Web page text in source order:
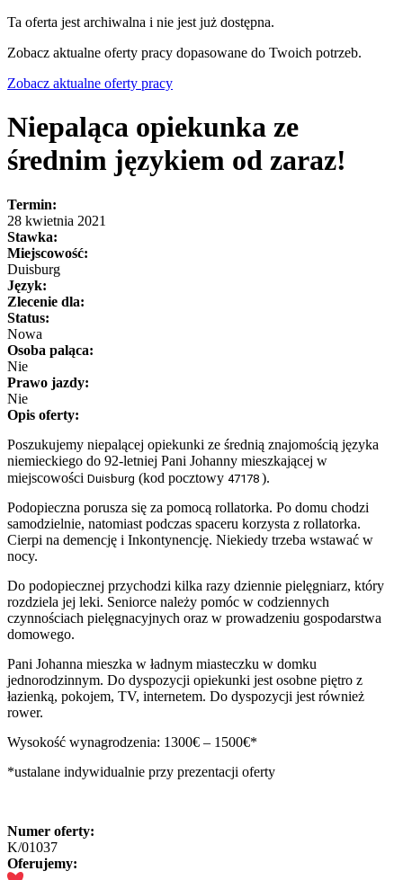
Ta oferta jest archiwalna i nie jest już dostępna.
Zobacz aktualne oferty pracy dopasowane do Twoich potrzeb.
Zobacz aktualne oferty pracy
Niepaląca opiekunka ze
średnim językiem od zaraz!
Termin:
28 kwietnia 2021
Stawka:
Miejscowość:
Duisburg
Język:
Zlecenie dla:
Status:
Nowa
Osoba paląca:
Nie
Prawo jazdy:
Nie
Opis oferty:
Poszukujemy niepalącej opiekunki ze średnią znajomością języka
niemieckiego do 92-letniej Pani Johanny mieszkającej w
miejscowości Duisburg (kod pocztowy 47178 ).
Podopieczna porusza się za pomocą rollatorka. Po domu chodzi
samodzielnie, natomiast podczas spaceru korzysta z rollatorka.
Cierpi na demencję i Inkontynencję. Niekiedy trzeba wstawać w
nocy.
Do podopiecznej przychodzi kilka razy dziennie pielęgniarz, który
rozdziela jej leki. Seniorce należy pomóc w codziennych
czynnościach pielęgnacyjnych oraz w prowadzeniu gospodarstwa
domowego.
Pani Johanna mieszka w ładnym miasteczku w domku
jednorodzinnym. Do dyspozycji opiekunki jest osobne piętro z
łazienką, pokojem, TV, internetem. Do dyspozycji jest również
rower.
Wysokość wynagrodzenia: 1300€ – 1500€*
*ustalane indywidualnie przy prezentacji oferty
Numer oferty:
K/01037
Oferujemy: